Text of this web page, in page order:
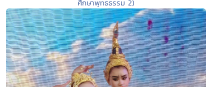
ศึกษาพุทธธรรม 2)